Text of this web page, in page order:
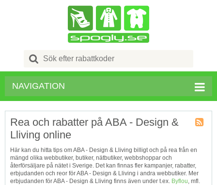
Search
for:
NAVIGATION
RSS
Rea och rabatter på ABA - Design &
Lliving online
Här kan du hitta tips om ABA - Design & Lliving billigt och på rea från en
mängd olika webbutiker, butiker, nätbutiker, webbshoppar och
återförsäljare på nätet i Sverige. Det kan finnas fler kampanjer, rabatter,
erbjudanden och reor för ABA - Design & Lliving i andra webbutiker. Mer
erbjudanden för ABA - Design & Lliving finns även under t.ex. Byflou, mfl.